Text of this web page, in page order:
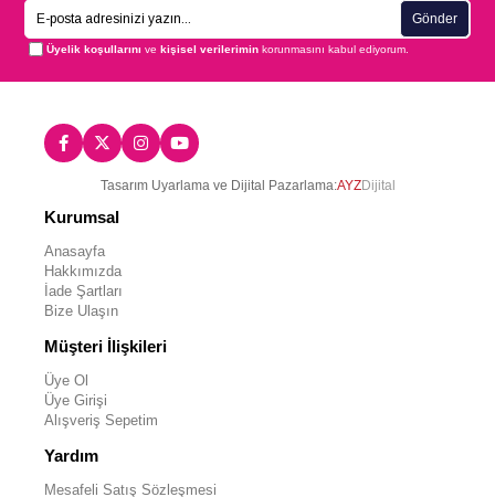
Gönder
Üyelik koşullarını vekişisel verilerimin korunmasını kabul ediyorum.
Tasarım Uyarlama ve Dijital Pazarlama:AYZDijital
Kurumsal
Anasayfa
Hakkımızda
İade Şartları
Bize Ulaşın
Müşteri İlişkileri
Üye Ol
Üye Girişi
Alışveriş Sepetim
Yardım
Mesafeli Satış Sözleşmesi